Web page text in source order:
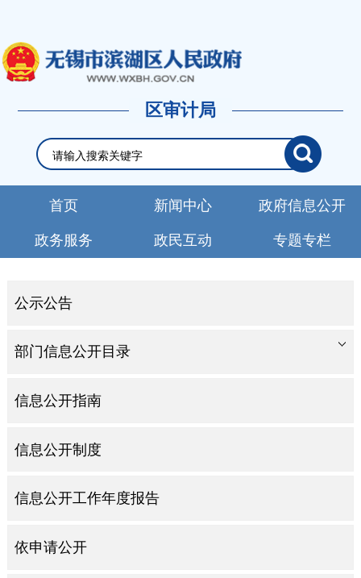
区审计局
首页 新闻中心 政府信息公开
政务服务 政民互动 专题专栏
公示公告
部门信息公开目录
信息公开指南
信息公开制度
信息公开工作年度报告
依申请公开